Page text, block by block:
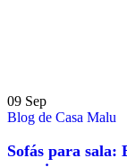
09 Sep
Blog de Casa Malu
Sofás para sala: